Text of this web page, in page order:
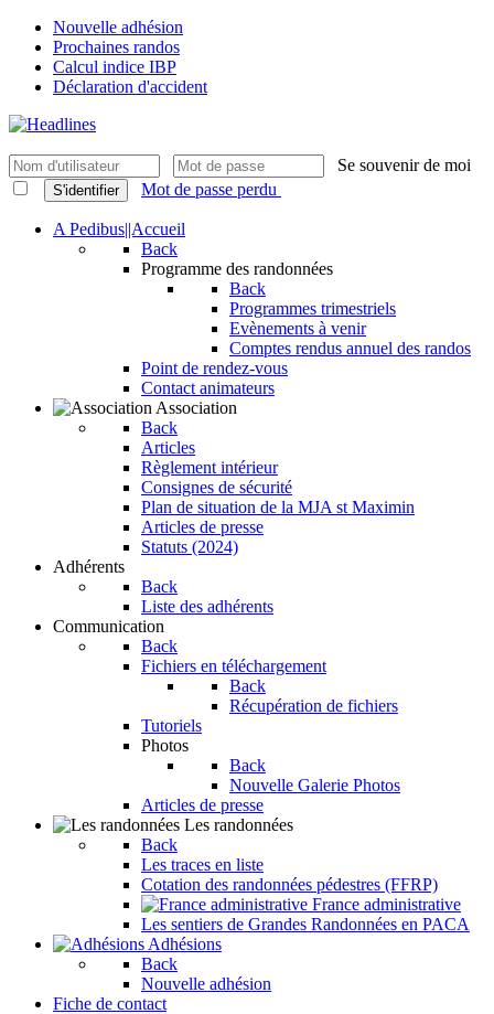
Nouvelle adhésion
Prochaines randos
Calcul indice IBP
Déclaration d'accident
Se souvenir de moi
S'identifier Mot de passe perdu
A Pedibus||Accueil
Back
Programme des randonnées
Back
Programmes trimestriels
Evènements à venir
Comptes rendus annuel des randos
Point de rendez-vous
Contact animateurs
Association
Back
Articles
Règlement intérieur
Consignes de sécurité
Plan de situation de la MJA st Maximin
Articles de presse
Statuts (2024)
Adhérents
Back
Liste des adhérents
Communication
Back
Fichiers en téléchargement
Back
Récupération de fichiers
Tutoriels
Photos
Back
Nouvelle Galerie Photos
Articles de presse
Les randonnées
Back
Les traces en liste
Cotation des randonnées pédestres (FFRP)
France administrative
Les sentiers de Grandes Randonnées en PACA
Adhésions
Back
Nouvelle adhésion
Fiche de contact